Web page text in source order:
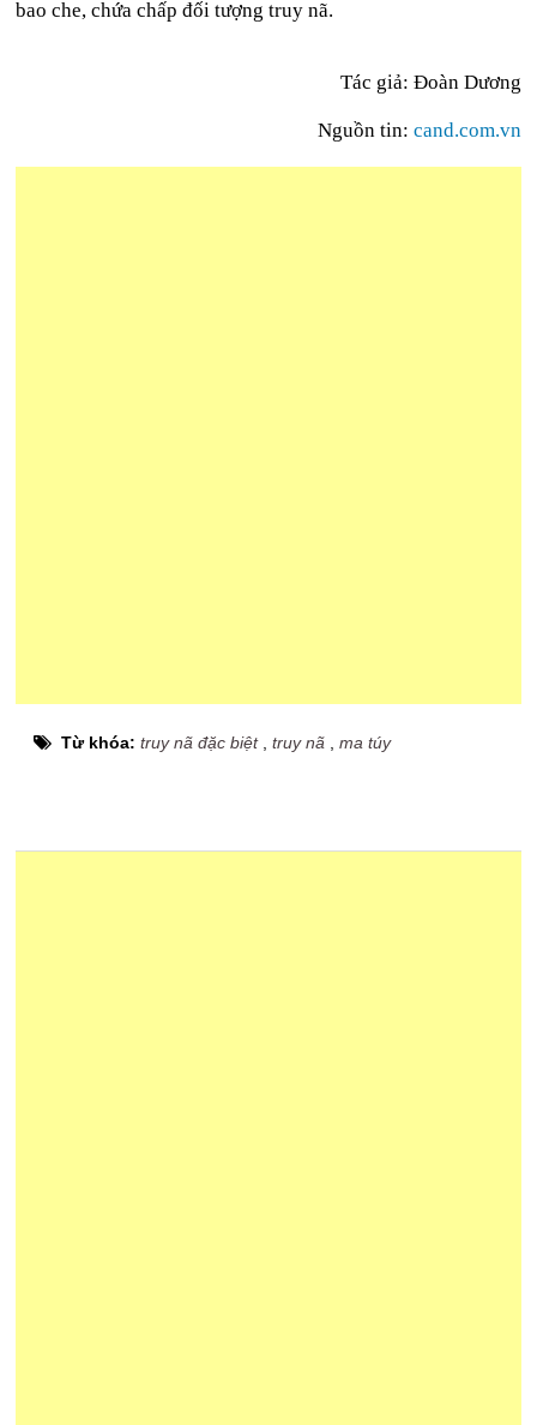
bao che, chứa chấp đối tượng truy nã.
Tác giả: Đoàn Dương
Nguồn tin: cand.com.vn
Từ khóa:truy nã đặc biệt,truy nã ,ma túy